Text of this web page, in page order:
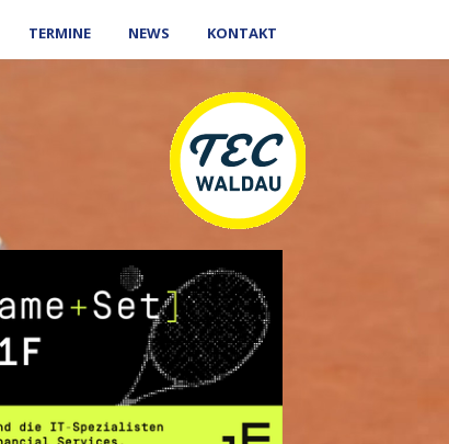
TERMINE NEWS KONTAKT